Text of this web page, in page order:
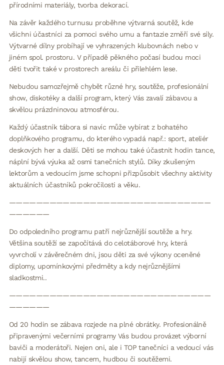
přírodními materiály, tvorba dekorací.
Na závěr každého turnusu proběhne výtvarná soutěž, kde
všichni účastníci za pomoci svého umu a fantazie změří své síly.
Výtvarné dílny probíhají ve vyhrazených klubovnách nebo v
jiném spol. prostoru. V případě pěkného počasí budou moci
děti tvořit také v prostorech areálu či přilehlém lese.
Nebudou samozřejmě chybět různé hry, soutěže, profesionální
show, diskotéky a další program, který Vás zavalí zábavou a
skvělou prázdninovou atmosférou.
Každý účastník tábora si navíc může vybírat z bohatého
doplňkového programu, do kterého vypadá např.: sport, ateliér
deskových her a další. Děti se mohou také účastnit hodin tance,
náplní bývá výuka až osmi tanečních stylů. Díky zkušeným
lektorům a vedoucím jsme schopni přizpůsobit všechny aktivity
aktuálních účastníků pokročilosti a věku.
——————————————————————————————
——————
Do odpoledního programu patří nejrůznější soutěže a hry.
Většina soutěží se započítává do celotáborové hry, která
vyvrcholí v závěrečném dni, jsou děti za své výkony oceněné
diplomy, upomínkovými předměty a kdy nejrůznějšími
sladkostmi..
——————————————————————————————
——————
Od 20 hodin se zábava rozjede na plné obrátky. Profesionálně
připravenými večerními programy Vás budou provázet výborní
baviči a moderátoři. Nejen oni, ale i TOP tanečníci a vedoucí vás
nabijí skvělou show, tancem, hudbou či soutěžemi.